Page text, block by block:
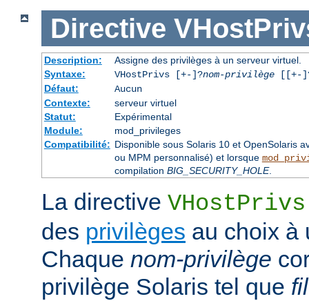
Directive
Description:
Assigne des privilèges à un serveur virtuel.
Syntaxe:
VHostPrivs [+-]?nom-privilège[[+-
Défaut:
Aucun
Contexte:
serveur virtuel
Statut:
Expérimental
Module:
mod_privileges
Compatibilité: Disponible sous Solaris 10 et OpenSolaris
ou MPM personnalisé) et lorsque
compilation BIG_SECURITY_HOLE.
La directive VHostPrivs
des privilèges au choix à
Chaque nom-privilège
privilège Solaris tel que